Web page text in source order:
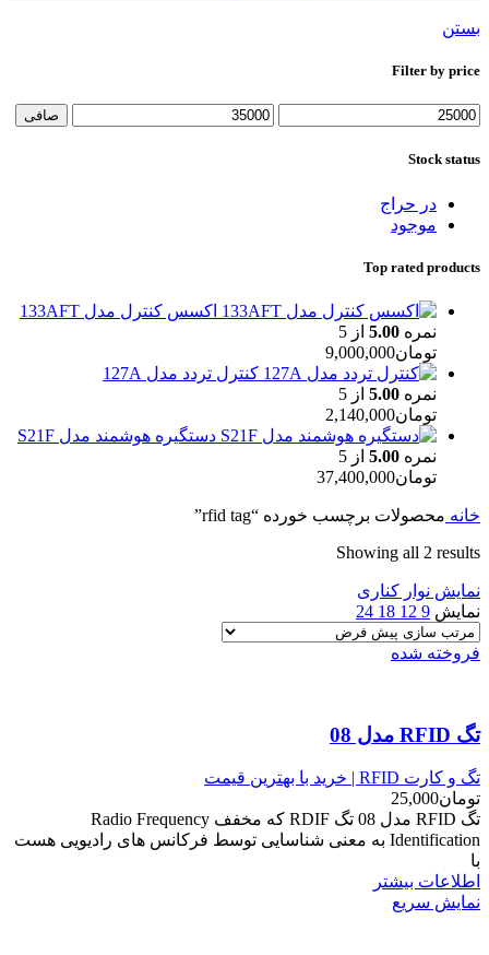
بستن
Filter by price
حداقل
حداكثر
صافی
Stock status
در حراج
موجود
Top rated products
اکسس کنترل مدل 133AFT
نمره 5.00 از 5
تومان9,000,000
کنترل تردد مدل 127A
نمره 5.00 از 5
تومان2,140,000
دستگیره هوشمند مدل S21F
نمره 5.00 از 5
تومان37,400,000
خانه محصولات برچسب خورده “rfid tag”
Showing all 2 results
نمایش نوار کناری
نمایش 9
12
18
24
فروخته شده
تگ RFID مدل 08
تگ و کارت RFID | خرید با بهترین قیمت
تومان25,000
تگ RFID مدل 08 تگ RDIF که مخفف Radio Frequency
Identification به معنی شناسایی توسط فرکانس های رادیویی هست
با
اطلاعات بیشتر
نمایش سریع